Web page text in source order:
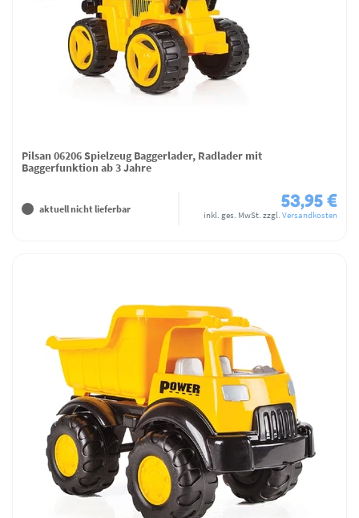
Pilsan 06206 Spielzeug Baggerlader, Radlader mit
Baggerfunktion ab 3 Jahre
aktuell nicht lieferbar 53,95 €
inkl. ges. MwSt. zzgl. Versandkosten